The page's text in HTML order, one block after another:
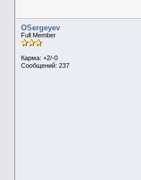
OSergeyev
Full Member
Карма: +2/-0
Сообщений: 237